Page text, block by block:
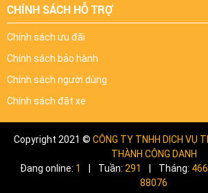
CHÍNH SÁCH HỖ TRỢ
Chính sách ưu đãi
Chính sách bảo hành
Chính sách người dùng
Chính sách đặt xe
Copyright 2021 © CÔNG TY TNHH DỊCH VỤ
THÀNH CÔNG DANH
Đang online: 1 Tuần: 291 Tháng: 466
88076